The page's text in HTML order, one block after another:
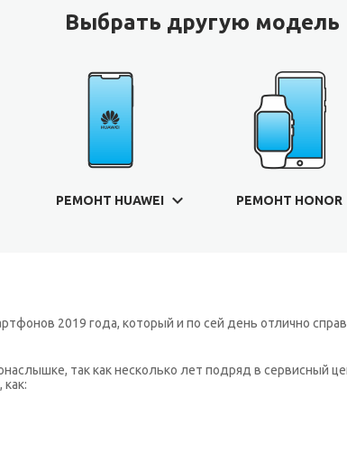
Выбрать другую модель
РЕМОНТ HUAWEI РЕМОНТ HONOR
2019 года, который и по сей день отлично
так как несколько лет подряд в сервисный